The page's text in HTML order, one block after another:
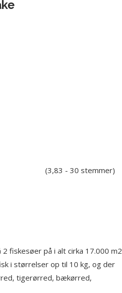
(3,83 - 30 stemmer)
fiskesøer på i alt cirka 17.000 m2
i størrelser op til 10 kg, og der
tigerørred, bækørred,